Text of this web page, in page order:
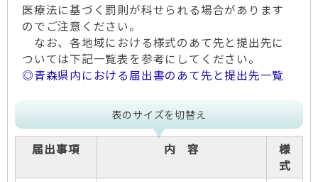
医療法に基づく罰則が科せられる場合があります
のでご注意ください。
なお、各地域における様式のあて先と提出先に
ついては下記一覧表を参考にしてください。
◎青森県内における届出書のあて先と提出先一覧
表のサイズを切替え
届出事項 内 容
様
式